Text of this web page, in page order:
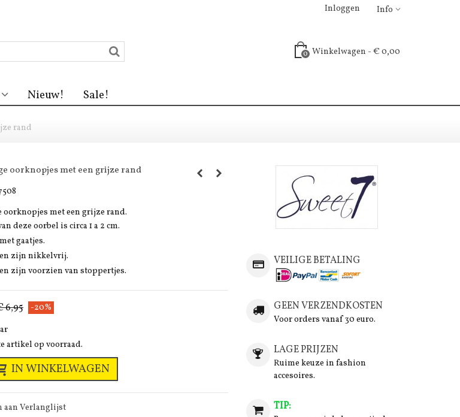
Info
Inloggen
0 Winkelwagen - € 0,00
Nieuw! Sale!
rand
oorknopjes met een grijze rand
met een grijze rand.
deze oorbel is circa 1 a 2 cm.
gaatjes.
zijn nikkelvrij.
zijn voorzien van stoppertjes.
6,95
-20%
artikel op voorraad.
IN WINKELWAGEN
aan Verlanglijst
VEILIGE BETALING
GEEN VERZENDKOSTEN
Voor orders vanaf 30 euro.
LAGE PRIJZEN
Ruime keuze in fashion
accesoires.
TIP: